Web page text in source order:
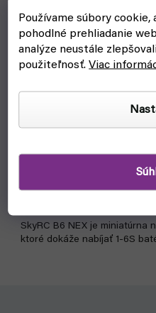
Používame súbory
pohodlné prehliadanie
analýze neustále
použiteľnosť.Viac
B6 Nex 200w (SkyRC) -
€92,20
SkyRC B6 NEX je miniatúrna
ktoré dokáže nabíjať 1-6S